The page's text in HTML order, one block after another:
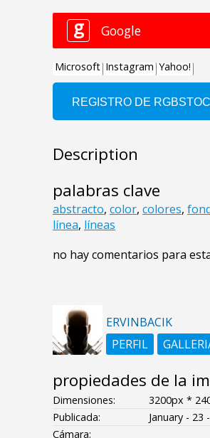
Description
palabras clave
abstracto, color, colores,
línea, líneas
no hay comentarios para
ERVINBACIK
PERFIL
propiedades de la
Dimensiones:
3200px *
Publicada:
January - 23
Cámara: